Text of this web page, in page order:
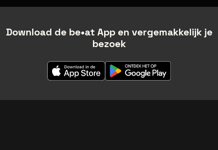
Download de be•at App en vergemakkelijk je
bezoek